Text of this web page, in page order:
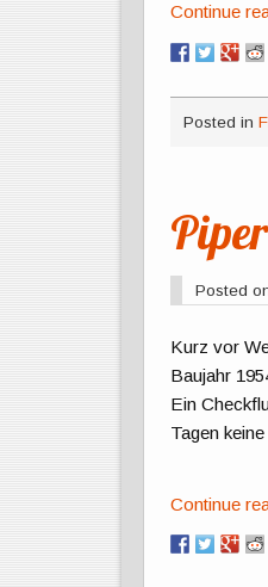
Continue
Posted in
Posted
Kurz vor
Baujahr
Ein
Tagen
Continue